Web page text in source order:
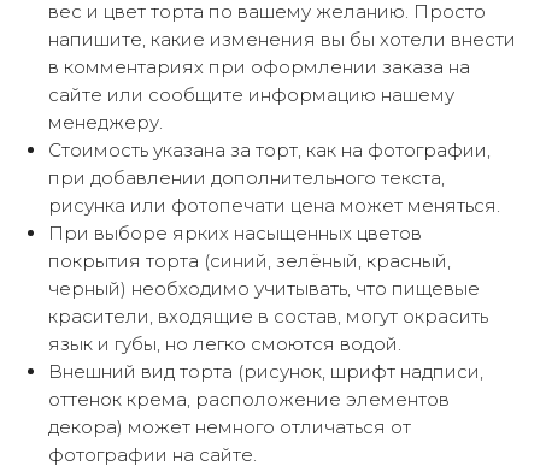
вес и цвет торта по вашему желанию. Просто
напишите, какие изменения вы бы хотели внести
в комментариях при оформлении заказа на
сайте или сообщите информацию нашему
менеджеру.
Стоимость указана за торт, как на фотографии,
при добавлении дополнительного текста,
рисунка или фотопечати цена может меняться.
При выборе ярких насыщенных цветов
покрытия торта (синий, зелёный, красный,
черный) необходимо учитывать, что пищевые
красители, входящие в состав, могут окрасить
язык и губы, но легко смоются водой.
Внешний вид торта (рисунок, шрифт надписи,
оттенок крема, расположение элементов
декора) может немного отличаться от
фотографии на сайте.